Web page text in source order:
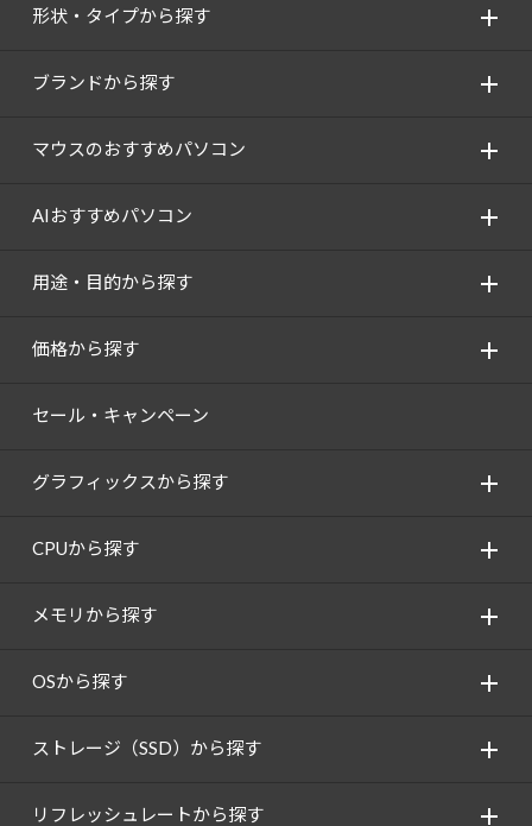
形状・タイプから探す
ブランドから探す
マウスのおすすめパソコン
AIおすすめパソコン
用途・目的から探す
価格から探す
セール・キャンペーン
グラフィックスから探す
CPUから探す
メモリから探す
OSから探す
ストレージ（SSD）から探す
リフレッシュレートから探す